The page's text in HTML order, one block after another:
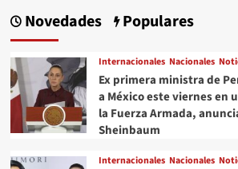
Novedades Populares
Internacionales Nacionales
Ex primera ministra de
a México este viernes en
la Fuerza Armada,
Sheinbaum
Internacionales Nacionales